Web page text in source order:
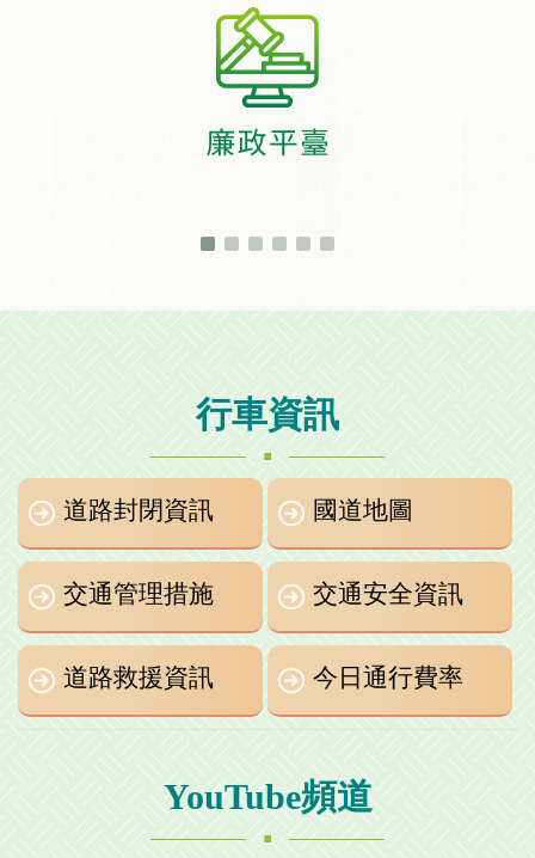
行車資訊
.
道路封閉資訊 國道地圖
交通管理措施 交通安全資訊
道路救援資訊 今日通行費率
YouTube頻道
.